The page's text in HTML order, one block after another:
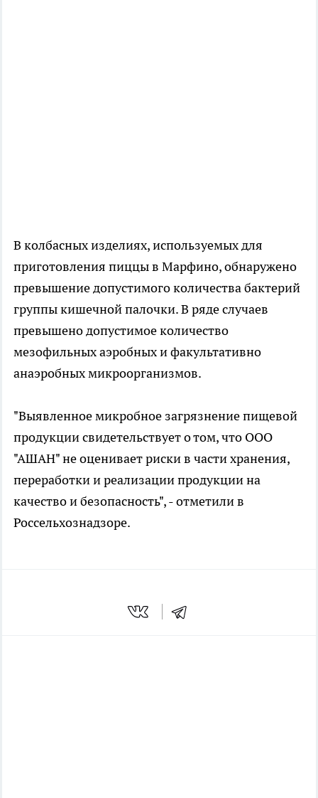
В колбасных изделиях, используемых для
приготовления пиццы в Марфино, обнаружено
превышение допустимого количества бактерий
группы кишечной палочки. В ряде случаев
превышено допустимое количество
мезофильных аэробных и факультативно
анаэробных микроорганизмов.
"Выявленное микробное загрязнение пищевой
продукции свидетельствует о том, что ООО
"АШАН" не оценивает риски в части хранения,
переработки и реализации продукции на
качество и безопасность", - отметили в
Россельхознадзоре.